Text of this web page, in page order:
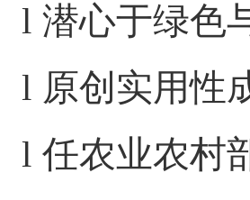
l 潜心于绿色
l 原创实用性
l 任农业农村